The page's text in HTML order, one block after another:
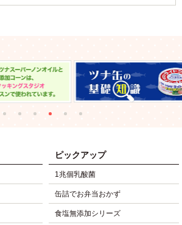
ピックアップ
1兆個乳酸菌
缶詰でお弁当おかず
食塩無添加シリーズ